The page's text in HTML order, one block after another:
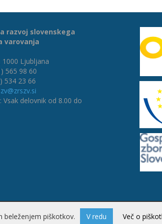
razvoj slovenskega
varovanja
1000 Ljubljana
565 98 60
534 23 66
Vsak delovnik od 8.00 do
Izdelava spletne trgovine
beleženjem piškotkov. V redu Več o